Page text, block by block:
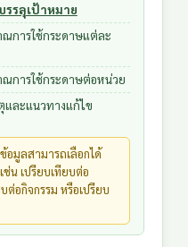
รรลุเป้าหมาย
การใช้กระดาษแต่ละ
การใช้กระดาษต่อหน่วย
และแนวทางแก้ไข
อมูลสามารถเลือกได้
น เปรียบเทียบต่อ
ต่อกิจกรรม หรือเปรียบ